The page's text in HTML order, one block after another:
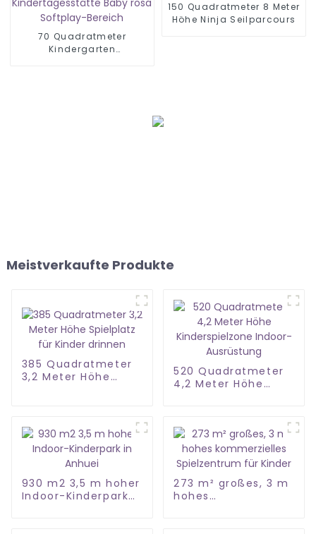
70 Quadratmeter
Kindergarten
150 Quadratmeter 8 Meter
Höhe Ninja Seilparcours
Meistverkaufte Produkte
385 Quadratmeter
3,2 Meter Höhe
520 Quadratmeter
4,2 Meter Höhe
930 m2 3,5 m hoher
Indoor-Kinderpark
273 m² großes, 3 m
hohes